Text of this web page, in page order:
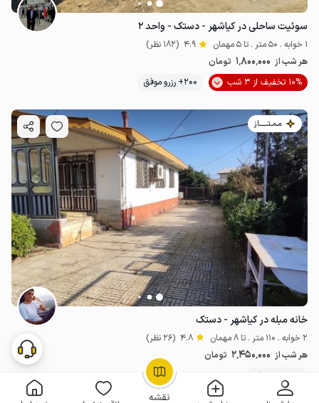
نقشه
OpenStreetMap
سوئیت ساحلی در کیاشهر - دستک - واحد ۲
1 خوابه . 50 متر . تا 5 مهمان 4.9 (182 نظر)
هر شب از 1٬800٬000 تومان
10% تخفیف از 3 شب
200+ رزرو موفق
مـمـتــــــاز
خانه مبله در کیاشهر - دستک
2 خوابه . 110 متر . تا 8 مهمان 4.8 (26 نظر)
هر شب از 2٬450٬000 تومان